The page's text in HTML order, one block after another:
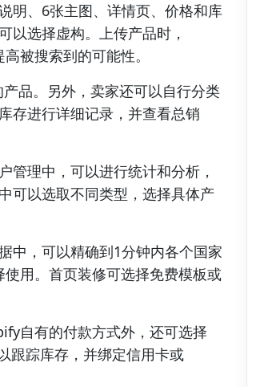
明、6张主图、详情页、价格和库
以选择虚构。上传产品时，
被搜索到的可能性。
品。另外，卖家还可以自行分类
存进行详细记录，并查看总销
管理中，可以进行统计和分析，
可以选取不同类型，选择具体产
中，可以精确到1分钟内各个国家
用。首页装修可选择免费模板或
自有的付款方式外，还可选择
跟踪库存，并绑定信用卡或